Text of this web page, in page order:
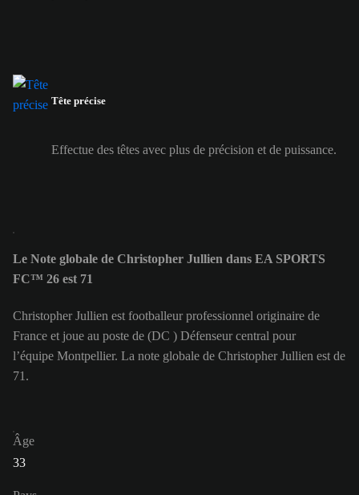
Tête précise
Effectue des têtes avec plus de précision et de puissance.
Le Note globale de Christopher Jullien dans EA SPORTS
FC™ 26 est 71
Christopher Jullien est footballeur professionnel originaire de
France et joue au poste de (DC ) Défenseur central pour
l’équipe Montpellier. La note globale de Christopher Jullien est de
71.
Âge
33